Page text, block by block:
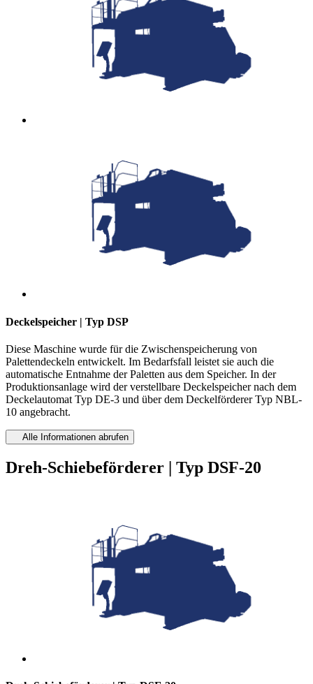
Deckelspeicher | Typ DSP
Diese Maschine wurde für die Zwischenspeicherung von
Palettendeckeln entwickelt. Im Bedarfsfall leistet sie auch die
automatische Entnahme der Paletten aus dem Speicher. In der
Produktionsanlage wird der verstellbare Deckelspeicher nach dem
Deckelautomat Typ DE-3 und über dem Deckelförderer Typ NBL-
10 angebracht.
Alle Informationen abrufen
Dreh-Schiebeförderer | Typ DSF-20